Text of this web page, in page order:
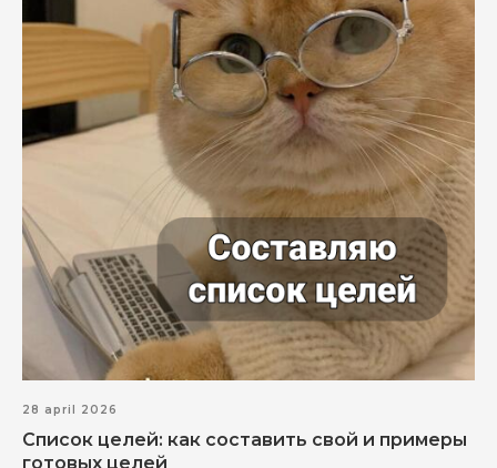
28 april 2026
Список целей: как составить свой и примеры
готовых целей